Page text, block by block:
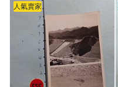
人氣賣家